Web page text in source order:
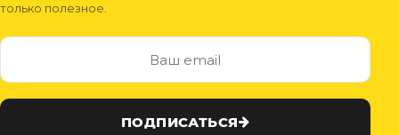
только полезное.
ПОДПИСАТЬСЯ